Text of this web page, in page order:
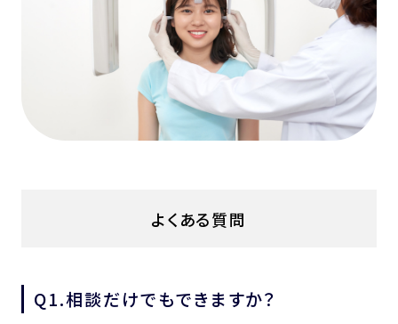
よくある質問
Q1.相談だけでもできますか？